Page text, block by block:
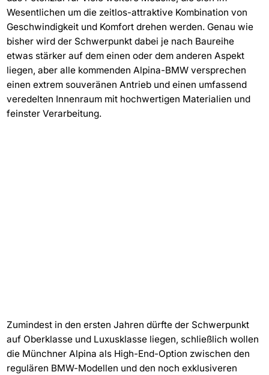
Wesentlichen um die zeitlos-attraktive Kombination von
Geschwindigkeit und Komfort drehen werden. Genau wie
bisher wird der Schwerpunkt dabei je nach Baureihe
etwas stärker auf dem einen oder dem anderen Aspekt
liegen, aber alle kommenden Alpina-BMW versprechen
einen extrem souveränen Antrieb und einen umfassend
veredelten Innenraum mit hochwertigen Materialien und
feinster Verarbeitung.
Zumindest in den ersten Jahren dürfte der Schwerpunkt
auf Oberklasse und Luxusklasse liegen, schließlich wollen
die Münchner Alpina als High-End-Option zwischen den
regulären BMW-Modellen und den noch exklusiveren